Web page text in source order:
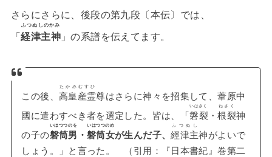
さらにさらに、後段の第九段〔本伝〕では、
「経津主神
ふつぬしのかみ
」の系譜を伝えてます。
この後、 高皇産霊
たかみむすひ
尊はさらに神々を招集して、葦原中
國に遣わすべき者を選定した。皆は、「磐裂
いはさく
・根裂
ねさく
神
の子の磐筒男
いはつつのを
・ 磐筒女
いはつつのめ
が生んだ子、經津主
ふつぬし
神がよいで
しょう。」と言った。 （引用：『日本書紀』巻第二